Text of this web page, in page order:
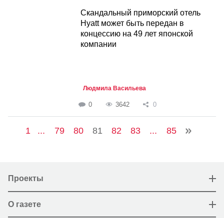
Скандальный приморский отель
Hyatt может быть передан в
концессию на 49 лет японской
компании
Людмила Васильева
0 3642 0
1 ... 79 80 81 82 83 ... 85
Проекты
О газете